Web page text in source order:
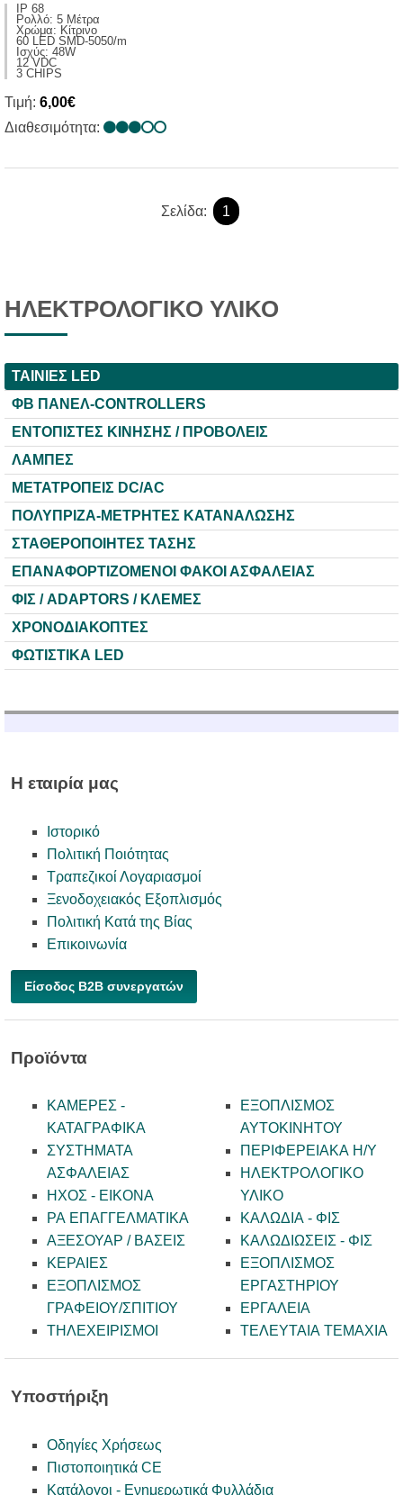
IP 68
Ρολλό: 5 Μέτρα
Χρώμα: Κίτρινο
60 LED SMD-5050/m
Ισχύς: 48W
12 VDC
3 CHIPS
Τιμή: 6,00€
Διαθεσιμότητα:
Σελίδα: 1
ΗΛΕΚΤΡΟΛΟΓΙΚΟ ΥΛΙΚΟ
ΤΑΙΝΙΕΣ LED
ΦΒ ΠΑΝΕΛ-CONTROLLERS
ΕΝΤΟΠΙΣΤΕΣ ΚΙΝΗΣΗΣ / ΠΡΟΒΟΛΕΙΣ
ΛΑΜΠΕΣ
ΜΕΤΑΤΡΟΠΕΙΣ DC/AC
ΠΟΛΥΠΡΙΖΑ-ΜΕΤΡΗΤΕΣ ΚΑΤΑΝΑΛΩΣΗΣ
ΣΤΑΘΕΡΟΠΟΙΗΤΕΣ ΤΑΣΗΣ
ΕΠΑΝΑΦΟΡΤΙΖΟΜΕΝΟΙ ΦΑΚΟΙ ΑΣΦΑΛΕΙΑΣ
ΦΙΣ / ADAPTORS / ΚΛΕΜΕΣ
ΧΡΟΝΟΔΙΑΚΟΠΤΕΣ
ΦΩΤΙΣΤΙΚΑ LED
Η εταιρία μας
Ιστορικό
Πολιτική Ποιότητας
Τραπεζικοί Λογαριασμοί
Ξενοδοχειακός Εξοπλισμός
Πολιτική Κατά της Βίας
Επικοινωνία
Είσοδος B2B συνεργατών
Προϊόντα
ΚΑΜΕΡΕΣ -
KATAΓΡΑΦΙΚΑ
ΣΥΣΤΗΜΑΤΑ
ΑΣΦΑΛΕΙΑΣ
ΗΧΟΣ - ΕΙΚΟΝΑ
PA ΕΠΑΓΓΕΛΜΑΤΙΚΑ
ΑΞΕΣΟΥΑΡ / ΒΑΣΕΙΣ
ΚΕΡΑΙΕΣ
ΕΞΟΠΛΙΣΜΟΣ
ΓΡΑΦΕΙΟΥ/ΣΠΙΤΙΟΥ
ΤΗΛΕΧΕΙΡΙΣΜΟΙ
ΕΞΟΠΛΙΣΜΟΣ
ΑΥΤΟΚΙΝΗΤΟΥ
ΠΕΡΙΦΕΡΕΙΑΚΑ Η/Υ
ΗΛΕΚΤΡΟΛΟΓΙΚΟ
ΥΛΙΚΟ
ΚΑΛΩΔΙΑ - ΦΙΣ
ΚΑΛΩΔΙΩΣΕΙΣ - ΦΙΣ
ΕΞΟΠΛΙΣΜΟΣ
ΕΡΓΑΣΤΗΡΙΟΥ
ΕΡΓΑΛΕΙΑ
ΤΕΛΕΥΤΑΙΑ ΤΕΜΑΧΙΑ
Υποστήριξη
Οδηγίες Χρήσεως
Πιστοποιητικά CE
Κατάλογοι - Ενημερωτικά Φυλλάδια